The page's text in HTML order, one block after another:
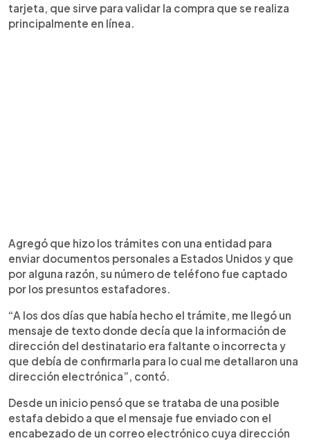
tarjeta, que sirve para validar la compra que se realiza
principalmente en línea.
Agregó que hizo los trámites con una entidad para
enviar documentos personales a Estados Unidos y que
por alguna razón, su número de teléfono fue captado
por los presuntos estafadores.
“A los dos días que había hecho el trámite, me llegó un
mensaje de texto donde decía que la información de
dirección del destinatario era faltante o incorrecta y
que debía de confirmarla para lo cual me detallaron una
dirección electrónica”, contó.
Desde un inicio pensó que se trataba de una posible
estafa debido a que el mensaje fue enviado con el
encabezado de un correo electrónico cuya dirección